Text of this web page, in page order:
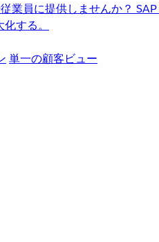
業員に提供しませんか？ SAP
する。
単一の顧客ビュー